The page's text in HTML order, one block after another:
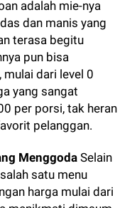
adalah mie-nya
dan manis yang
terasa begitu
pun bisa
mulai dari level 0
yang sangat
per porsi, tak heran
pelanggan.
Menggoda Selain
satu menu
harga mulai dari